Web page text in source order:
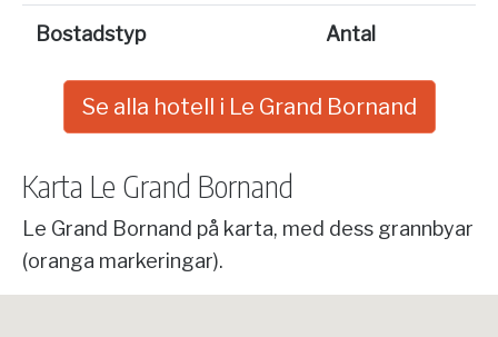
Bostadstyp Antal
Se alla hotell i Le Grand Bornand
Karta Le Grand Bornand
Le Grand Bornand på karta, med dess grannbyar
(oranga markeringar).